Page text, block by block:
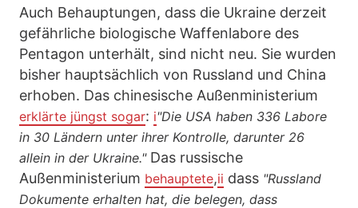
Auch Behauptungen, dass die Ukraine derzeit
gefährliche biologische Waffenlabore des
Pentagon unterhält, sind nicht neu. Sie wurden
bisher hauptsächlich von Russland und China
erhoben. Das chinesische Außenministerium
erklärte jüngst sogar: i"Die USA haben 336 Labore
in 30 Ländern unter ihrer Kontrolle, darunter 26
allein in der Ukraine."Das russische
Außenministerium behauptete,ii dass "Russland
Dokumente erhalten hat, die belegen, dass